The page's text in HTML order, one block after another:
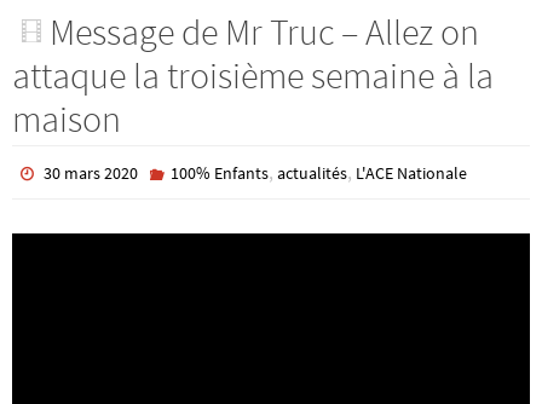
Message de Mr Truc – Allez on
attaque la troisième semaine à la
maison
30 mars 2020 100% Enfants, actualités, L'ACE Nationale